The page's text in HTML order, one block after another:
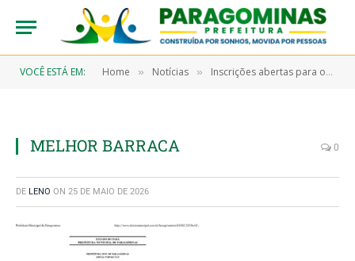
VOCÊ ESTÁ EM: Home » Notícias » Inscrições abertas para os concursos municipal e intermunicipal de quadrilhas de Paragominas 2026
MELHOR BARRACA 0
DE LENO ON 25 DE MAIO DE 2026